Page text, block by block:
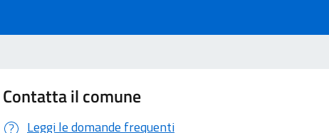
Contatta il comune
Leggi le domande frequenti